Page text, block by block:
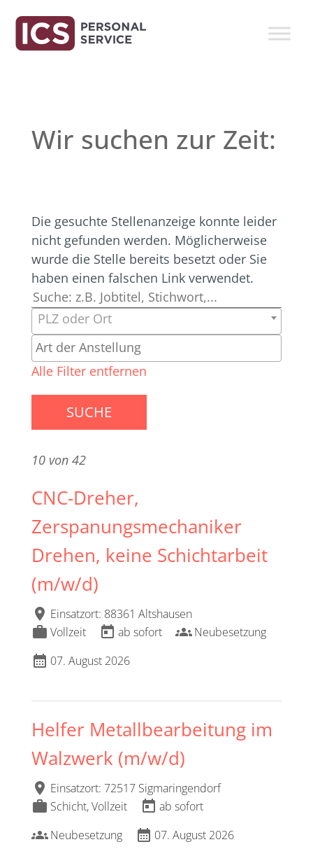
Wir suchen zur Zeit:
Die gesuchte Stellenanzeige konnte leider
nicht gefunden werden. Möglicherweise
wurde die Stelle bereits besetzt oder Sie
haben einen falschen Link verwendet.
PLZ oder Ort
Alle Filter entfernen
SUCHE
10 von 42
CNC-Dreher,
Zerspanungsmechaniker
Drehen, keine Schichtarbeit
(m/w/d)
location_on Einsatzort: 88361 Altshausen
work Vollzeit today ab sofort groupsNeubesetzung
calendar_month 07. August 2026
Helfer Metallbearbeitung im
Walzwerk (m/w/d)
location_on Einsatzort: 72517 Sigmaringendorf
work Schicht, Vollzeit today ab sofort
groupsNeubesetzung calendar_month 07. August 2026